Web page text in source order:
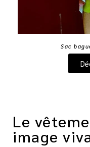
Sac
Le
image